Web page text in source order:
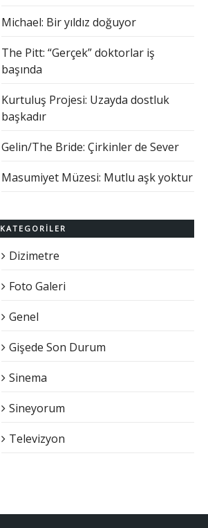
Michael: Bir yıldız doğuyor
The Pitt: “Gerçek” doktorlar iş
başında
Kurtuluş Projesi: Uzayda dostluk
başkadır
Gelin/The Bride: Çirkinler de Sever
Masumiyet Müzesi: Mutlu aşk yoktur
KATEGORILER
Dizimetre
Foto Galeri
Genel
Gişede Son Durum
Sinema
Sineyorum
Televizyon